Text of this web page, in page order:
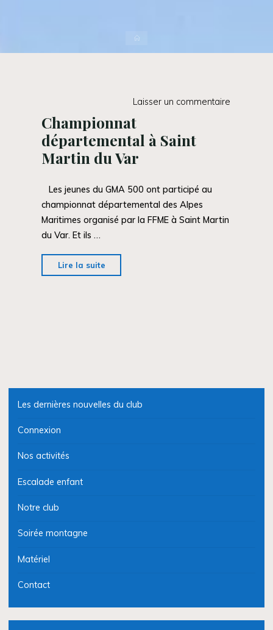
Laisser un commentaire
Championnat
départemental à Saint
Martin du Var
Les jeunes du GMA 500 ont participé au
championnat départemental des Alpes
Maritimes organisé par la FFME à Saint Martin
du Var. Et ils …
Lire la suite
Les dernières nouvelles du club
Connexion
Nos activités
Escalade enfant
Notre club
Soirée montagne
Matériel
Contact